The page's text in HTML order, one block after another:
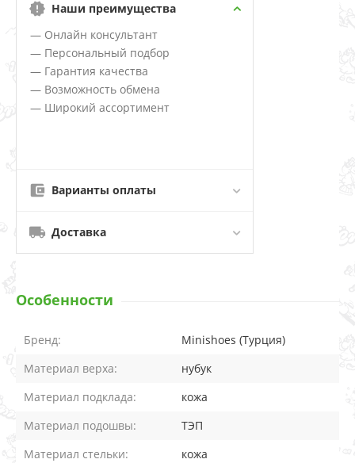
Наши преимущества
— Онлайн консультант
— Персональный подбор
— Гарантия качества
— Возможность обмена
— Широкий ассортимент
Варианты оплаты
Доставка
Особенности
Бренд:
Minishoes (Турция)
Материал верха:
нубук
Материал подклада:
кожа
Материал подошвы:
ТЭП
Материал стельки:
кожа